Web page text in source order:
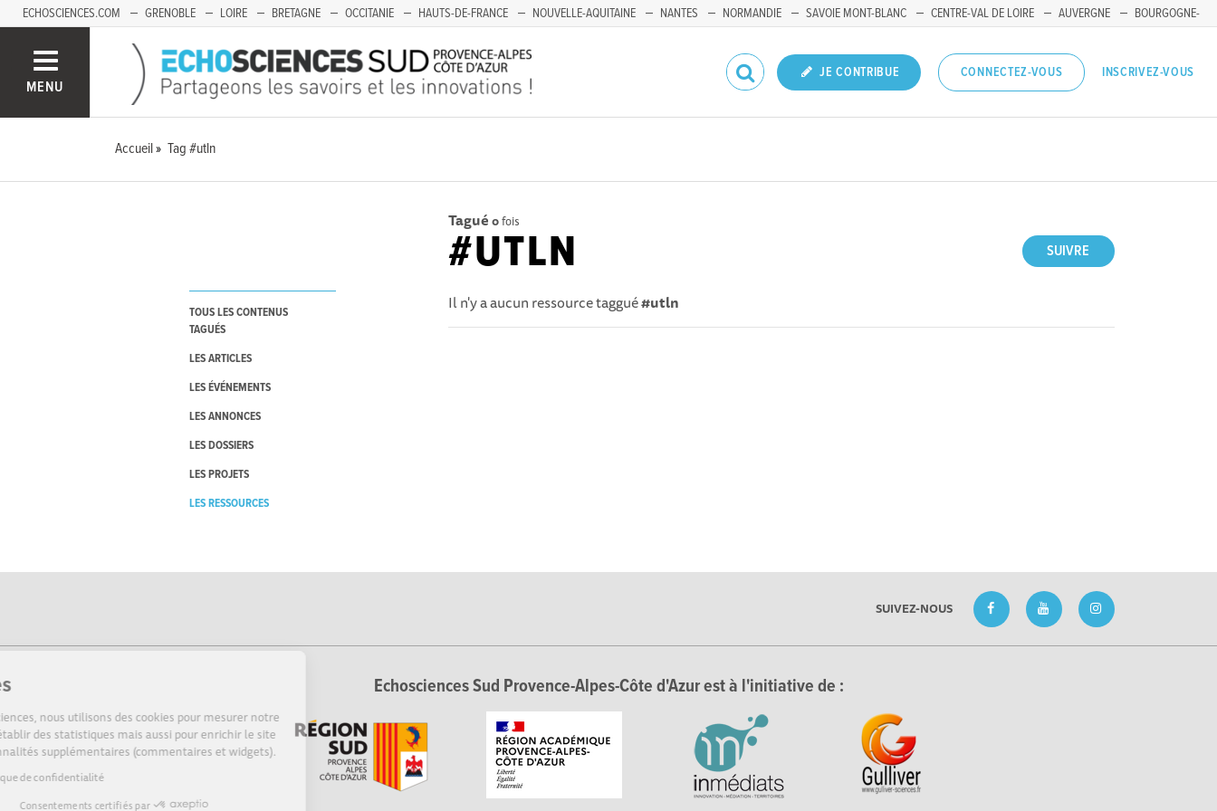
Sur Echosciences, nous utilisons des cookies pour mesurer notre
audience, établir des statistiques mais aussi pour enrichir le site
de fonctionnalités supplémentaires (commentaires et widgets).
Lire la politique de confidentialité
Consentements certifiés par
ECHOSCIENCES.COM GRENOBLE LOIRE BRETAGNE OCCITANIE HAUTS-DE-FRANCE NOUVELLE-AQUITAINE NANTES NORMANDIE SAVOIE MONT-BLANC CENTRE-VAL DE LOIRE AUVERGNE
BOURGOGNE-
MENU
JE CONTRIBUE CONNECTEZ-VOUS INSCRIVEZ-VOUS
Accueil Tag #utln
TOUS LES CONTENUS
TAGUÉS
LES ARTICLES
LES ÉVÉNEMENTS
LES ANNONCES
LES DOSSIERS
LES PROJETS
LES RESSOURCES
Tagué 0fois
SUIVRE
#UTLN
Il n'y a aucun ressource taggué#utln
SUIVEZ-NOUS
Echosciences Sud Provence-Alpes-Côte d'Azur est à l'initiative de :